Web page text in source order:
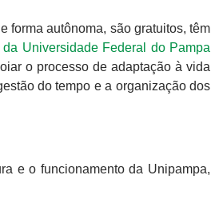
forma autônoma, são gratuitos, têm
da Universidade Federal do Pampa
o processo de adaptação à vida
do tempo e a organização dos
e o funcionamento da Unipampa,